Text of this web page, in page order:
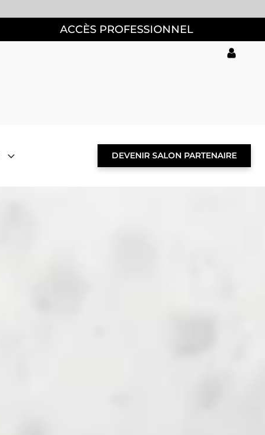
ACCÈS PROFESSIONNEL
DEVENIR SALON PARTENAIRE